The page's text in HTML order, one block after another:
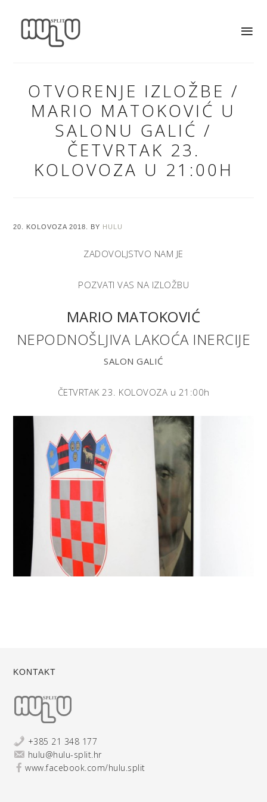
OTVORENJE IZLOŽBE /
MARIO MATOKOVIĆ U
SALONU GALIĆ /
ČETVRTAK 23.
KOLOVOZA U 21:00H
20. KOLOVOZA 2018. BY HULU
ZADOVOLJSTVO NAM JE
POZVATI VAS NA IZLOŽBU
MARIO MATOKOVIĆ
NEPODNOŠLJIVA LAKOĆA INERCIJE
SALON GALIĆ
ČETVRTAK 23. KOLOVOZA u 21:00h
KONTAKT
+385 21 348 177
hulu@hulu-split.hr
www.facebook.com/hulu.split